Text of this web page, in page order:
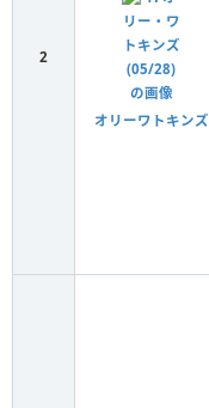
2
オリーワトキンズ